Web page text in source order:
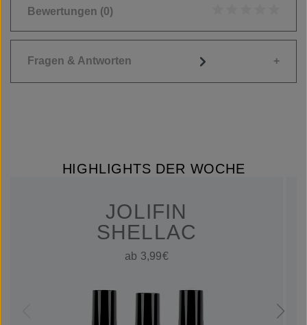
Bewertungen (0)
Fragen & Antworten
HIGHLIGHTS DER WOCHE
JOLIFIN
SHELLAC
ab 3,99€